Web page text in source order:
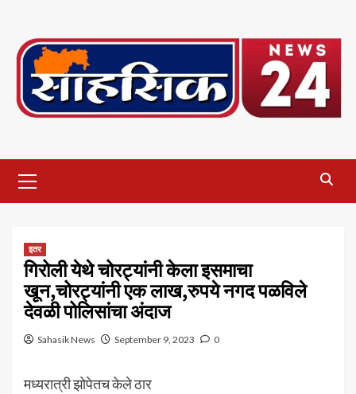
इतर
गिरोली येथे चोरट्यांनी केला इसमाचा
खून,चोरट्यांनी एक लाख,रुपये नगद पळविले
देवळी पोलिसांचा अंदाज
Sahasik News September 9, 2023 0
मध्यरात्री झोपेतच केले ठार